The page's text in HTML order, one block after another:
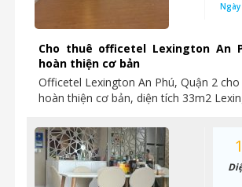
Cho thuê officetel Lexington An
hoàn thiện cơ bản
Officetel Lexington An Phú, Quận 2
hoàn thiện cơ bản, diện tích 33m2